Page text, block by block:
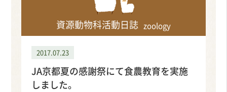
資源動物科活動日誌 zoology
2017.07.23
JA京都夏の感謝祭にて食農教育を実施
しました。